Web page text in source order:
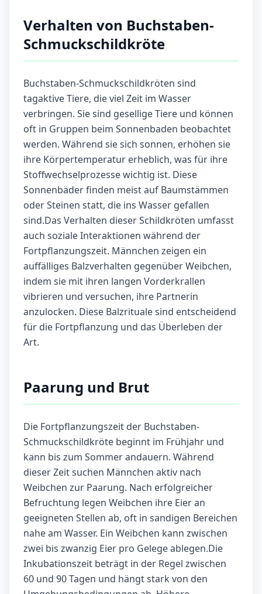
Verhalten von Buchstaben-
Schmuckschildkröte
Buchstaben-Schmuckschildkröten sind
tagaktive Tiere, die viel Zeit im Wasser
verbringen. Sie sind gesellige Tiere und können
oft in Gruppen beim Sonnenbaden beobachtet
werden. Während sie sich sonnen, erhöhen sie
ihre Körpertemperatur erheblich, was für ihre
Stoffwechselprozesse wichtig ist. Diese
Sonnenbäder finden meist auf Baumstämmen
oder Steinen statt, die ins Wasser gefallen
sind.Das Verhalten dieser Schildkröten umfasst
auch soziale Interaktionen während der
Fortpflanzungszeit. Männchen zeigen ein
auffälliges Balzverhalten gegenüber Weibchen,
indem sie mit ihren langen Vorderkrallen
vibrieren und versuchen, ihre Partnerin
anzulocken. Diese Balzrituale sind entscheidend
für die Fortpflanzung und das Überleben der
Art.
Paarung und Brut
Die Fortpflanzungszeit der Buchstaben-
Schmuckschildkröte beginnt im Frühjahr und
kann bis zum Sommer andauern. Während
dieser Zeit suchen Männchen aktiv nach
Weibchen zur Paarung. Nach erfolgreicher
Befruchtung legen Weibchen ihre Eier an
geeigneten Stellen ab, oft in sandigen Bereichen
nahe am Wasser. Ein Weibchen kann zwischen
zwei bis zwanzig Eier pro Gelege ablegen.Die
Inkubationszeit beträgt in der Regel zwischen
60 und 90 Tagen und hängt stark von den